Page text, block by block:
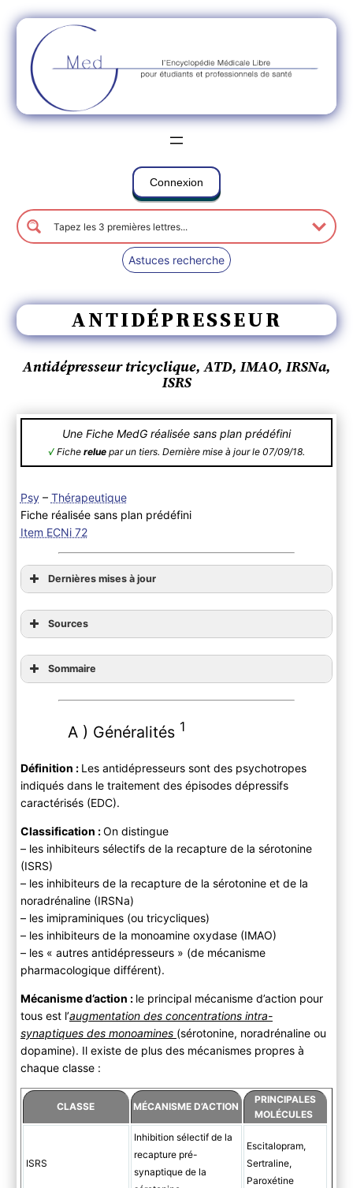
Connexion
Astuces recherche
ANTIDÉPRESSEUR
Antidépresseur tricyclique, ATD, IMAO, IRSNa,
ISRS
Une Fiche MedG réalisée sans plan prédéfini
√ Fiche relue par un tiers. Dernière mise à jour le 07/09/18.
Psy– Thérapeutique
Fiche réalisée sans plan prédéfini
Item ECNi 72
Dernières mises à jour
Sources
Sommaire
A ) Généralités 1
Définition : Les antidépresseurs sont des psychotropes
indiqués dans le traitement des épisodes dépressifs
caractérisés (EDC).
Classification :On distingue
– les inhibiteurs sélectifs de la recapture de la sérotonine
(ISRS)
– les inhibiteurs de la recapture de la sérotonine et de la
noradrénaline (IRSNa)
– les imipraminiques (ou tricycliques)
– les inhibiteurs de la monoamine oxydase (IMAO)
– les « autres antidépresseurs » (de mécanisme
pharmacologique différent).
Mécanisme d’action : le principal mécanisme d’action pour
tous est l’augmentation des concentrations intra-
synaptiques des monoamines (sérotonine, noradrénaline ou
dopamine). Il existe de plus des mécanismes propres à
chaque classe :
CLASSE MÉCANISME D’ACTION
PRINCIPALES
MOLÉCULES
ISRS
Inhibition sélectif de la
recapture pré-
synaptique de la
Escitalopram,
Sertraline,
Paroxétine